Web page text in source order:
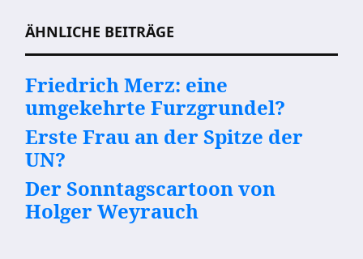
ÄHNLICHE BEITRÄGE
Friedrich Merz: eine
umgekehrte Furzgrundel?
Erste Frau an der Spitze der
UN?
Der Sonntagscartoon von
Holger Weyrauch